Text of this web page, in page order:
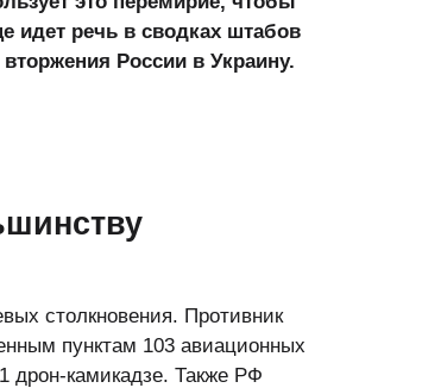
идет речь в сводках штабов
России в Украину.
столкновения. Противник
пунктам 103 авиационных
дрон-камикадзе. Также РФ